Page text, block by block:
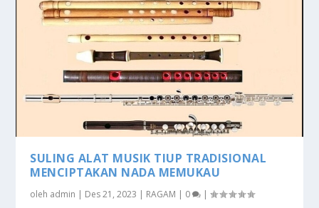
SULING ALAT MUSIK TIUP TRADISIONAL
MENCIPTAKAN NADA MEMUKAU
oleh admin | Des 21, 2023 | RAGAM | 0 |